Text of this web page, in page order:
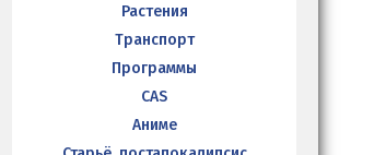
Растения
Транспорт
Программы
CAS
Аниме